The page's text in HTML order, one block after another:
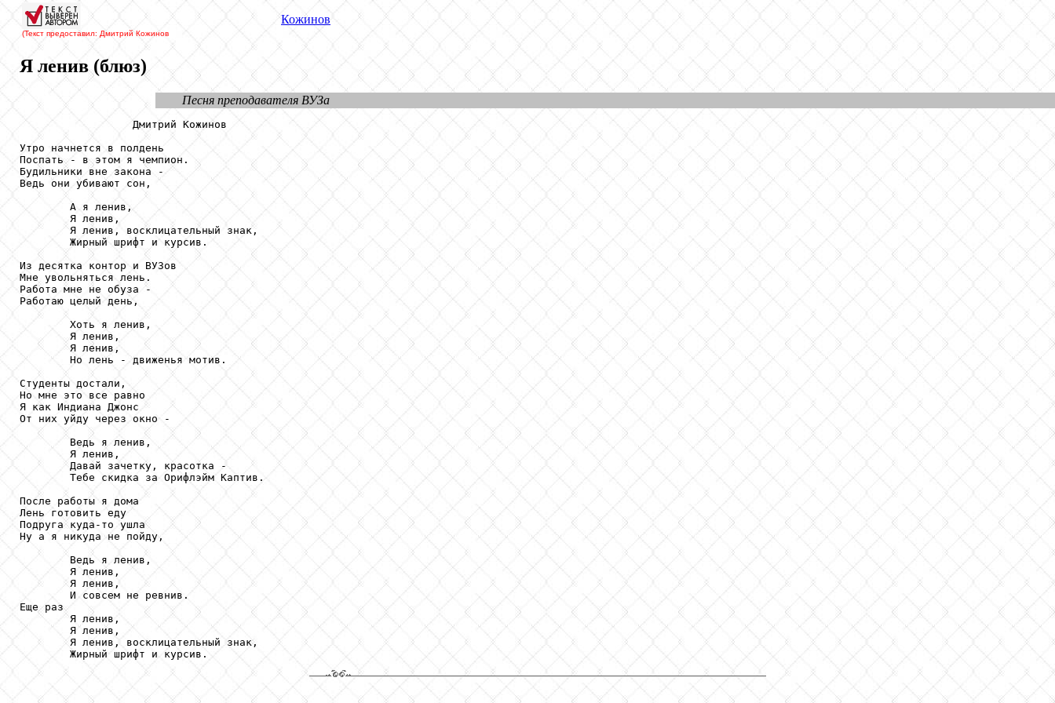
(Текст предоставил: Дмитрий Кожинов
Кожинов
Я ленив (блюз)
Песня преподавателя ВУЗа
                  Дмитрий Кожинов
Утро начнется в полдень
Поспать - в этом я чемпион.
Будильники вне закона -
Ведь они убивают сон,
        А я ленив,
        Я ленив,
        Я ленив, восклицательный знак,
        Жирный шрифт и курсив.
Из десятка контор и ВУЗов
Мне увольняться лень.
Работа мне не обуза -
Работаю целый день,
        Хоть я ленив,
        Я ленив,
        Я ленив,
        Но лень - движенья мотив.
Студенты достали,
Но мне это все равно
Я как Индиана Джонс
От них уйду через окно -
        Ведь я ленив,
        Я ленив,
        Давай зачетку, красотка -
        Тебе скидка за Орифлэйм Каптив.
После работы я дома
Лень готовить еду
Подруга куда-то ушла
Ну а я никуда не пойду,
        Ведь я ленив,
        Я ленив,
        Я ленив,
        И совсем не ревнив.
Еще раз
        Я ленив,
        Я ленив,
        Я ленив, восклицательный знак,
        Жирный шрифт и курсив.